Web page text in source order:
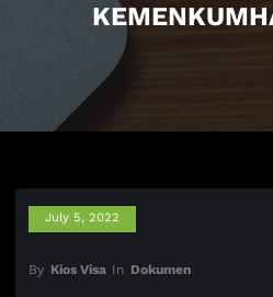
July 5, 2022
By Kios Visa In Dokumen